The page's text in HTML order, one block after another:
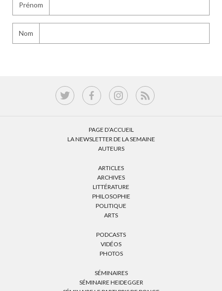
Prénom
Nom
PAGE D’ACCUEIL
LA NEWSLETTER DE LA SEMAINE
AUTEURS
ARTICLES
ARCHIVES
LITTÉRATURE
PHILOSOPHIE
POLITIQUE
ARTS
PODCASTS
VIDÉOS
PHOTOS
SÉMINAIRES
SÉMINAIRE HEIDEGGER